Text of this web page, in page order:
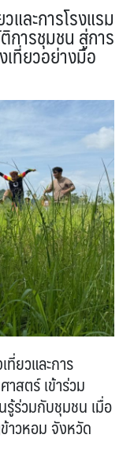
และการโรงแรม
การชุมชน สู่การ
ที่ยวอย่างมือ
ยวและการ
สตร์ เข้าร่วม
รู้ร่วมกับชุมชน เมื่อ
วหอม จังหวัด